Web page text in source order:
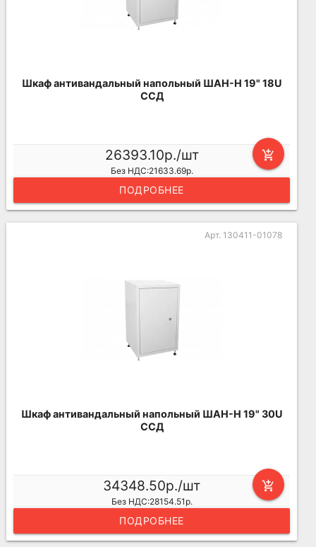
Шкаф антивандальный напольный ШАН-Н 19" 18U
ССД
add_shopping_cart
26393.10р./шт
Без НДС:21633.69р.
ПОДРОБНЕЕ
Арт. 130411-01078
Шкаф антивандальный напольный ШАН-Н 19" 30U
ССД
add_shopping_cart
34348.50р./шт
Без НДС:28154.51р.
ПОДРОБНЕЕ